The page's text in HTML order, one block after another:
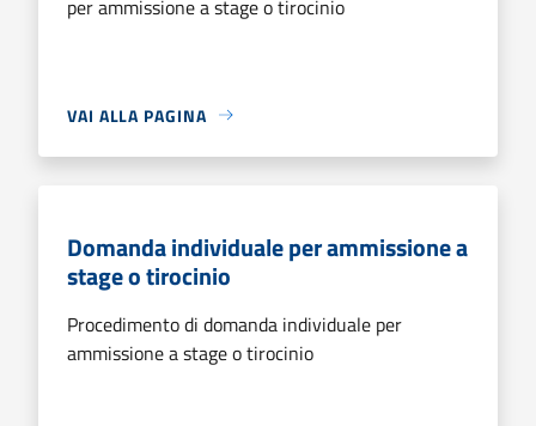
per ammissione a stage o tirocinio
VAI ALLA PAGINA
Domanda individuale per ammissione a
stage o tirocinio
Procedimento di domanda individuale per
ammissione a stage o tirocinio